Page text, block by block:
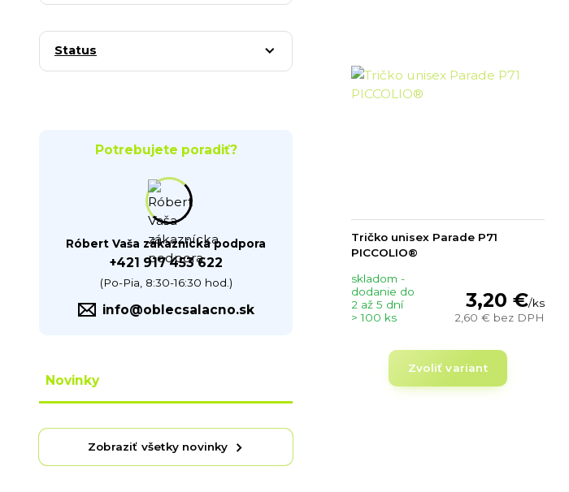
Tričko unisex Parade P71
PICCOLIO®
3,20 €/ks
2,60 € bez DPH
skladom -
dodanie do
2 až 5 dní
> 100 ks
Zvoliť variant
Status
Potrebujete poradiť?
Róbert Vaša zákaznícka podpora
+421 917 453 622
(Po-Pia, 8:30-16:30 hod.)
info@oblecsalacno.sk
Novinky
Zobraziť všetky novinky